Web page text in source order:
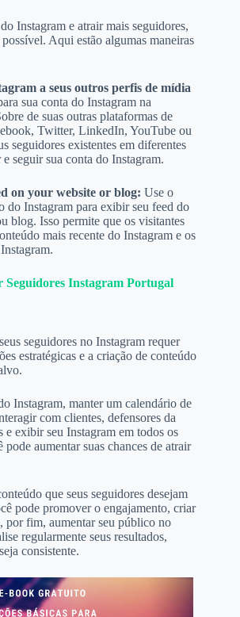
Instagram e atrair mais seguidores,
Aqui estão algumas maneiras
a seus outros perfis de mídia
sua conta do Instagram na
de suas outras plataformas de
Twitter, LinkedIn, YouTube ou
seguidores existentes em diferentes
seguir sua conta do Instagram.
on your website or blog: Use o
do Instagram para exibir seu feed do
blog. Isso permite que os visitantes
mais recente do Instagram e os
Seguidores Instagram Portugal
seguidores no Instagram requer
estratégicas e a criação de conteúdo
Instagram, manter um calendário de
com clientes, defensores da
e exibir seu Instagram em todos os
pode aumentar suas chances de atrair
que seus seguidores desejam
pode promover o engajamento, criar
por fim, aumentar seu público no
regularmente seus resultados,
consistente.